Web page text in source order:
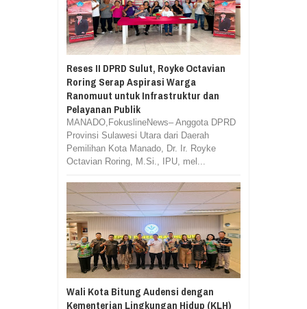
Reses II DPRD Sulut, Royke Octavian
Roring Serap Aspirasi Warga
Ranomuut untuk Infrastruktur dan
Pelayanan Publik
MANADO,FokuslineNews– Anggota DPRD
Provinsi Sulawesi Utara dari Daerah
Pemilihan Kota Manado, Dr. Ir. Royke
Octavian Roring, M.Si., IPU, mel...
Wali Kota Bitung Audensi dengan
Kementerian Lingkungan Hidup (KLH)